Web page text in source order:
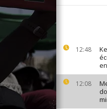
12:48
12:08